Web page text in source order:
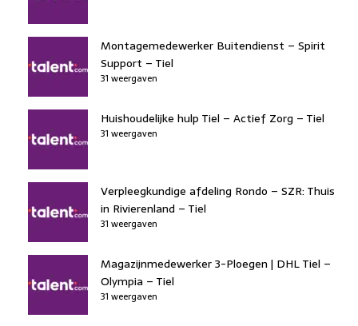
Montagemedewerker Buitendienst – Spirit
Support – Tiel
31 weergaven
Huishoudelijke hulp Tiel – Actief Zorg – Tiel
31 weergaven
Verpleegkundige afdeling Rondo – SZR: Thuis
in Rivierenland – Tiel
31 weergaven
Magazijnmedewerker 3-Ploegen | DHL Tiel –
Olympia – Tiel
31 weergaven